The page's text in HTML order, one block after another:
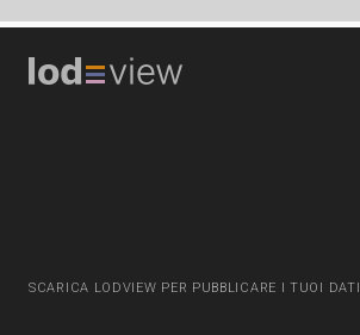
SCARICA LODVIEW PER PUBBLICARE I TUOI DATI